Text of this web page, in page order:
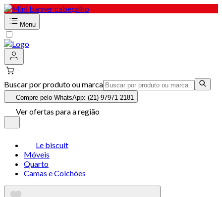
Menu
Buscar por produto ou marca
Compre pelo WhatsApp: (21) 97971-2181
Ver ofertas para a região
Le biscuit
Móveis
Quarto
Camas e Colchões